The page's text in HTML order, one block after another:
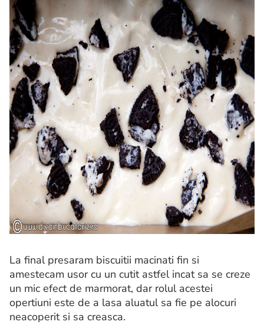
La final presaram biscuitii macinati fin si
amestecam usor cu un cutit astfel incat sa se creze
un mic efect de marmorat, dar rolul acestei
opertiuni este de a lasa aluatul sa fie pe alocuri
neacoperit si sa creasca.